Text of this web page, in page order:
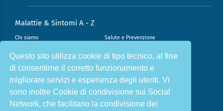
Questo sito utilizza cookie di tipo tecnico, al fine
di consentirne il corretto funzionamento e
migliorare servizi e esperienza degli utenti. Vi
sono inoltre Cookie di condivisione sui Social
Network, che facilitano la condivisione dei
Malattie & Sintomi A - Z
Chi siamo Salute e Prevenzione
Infiammazione e Allergia Direzione scientifica
Nutrizione e Stili di vita Sport e Benessere
Cookie Policy L’angolo del dottore